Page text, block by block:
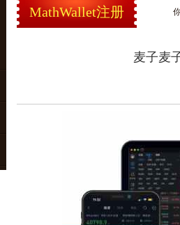
MathWallet注册
麦子麦